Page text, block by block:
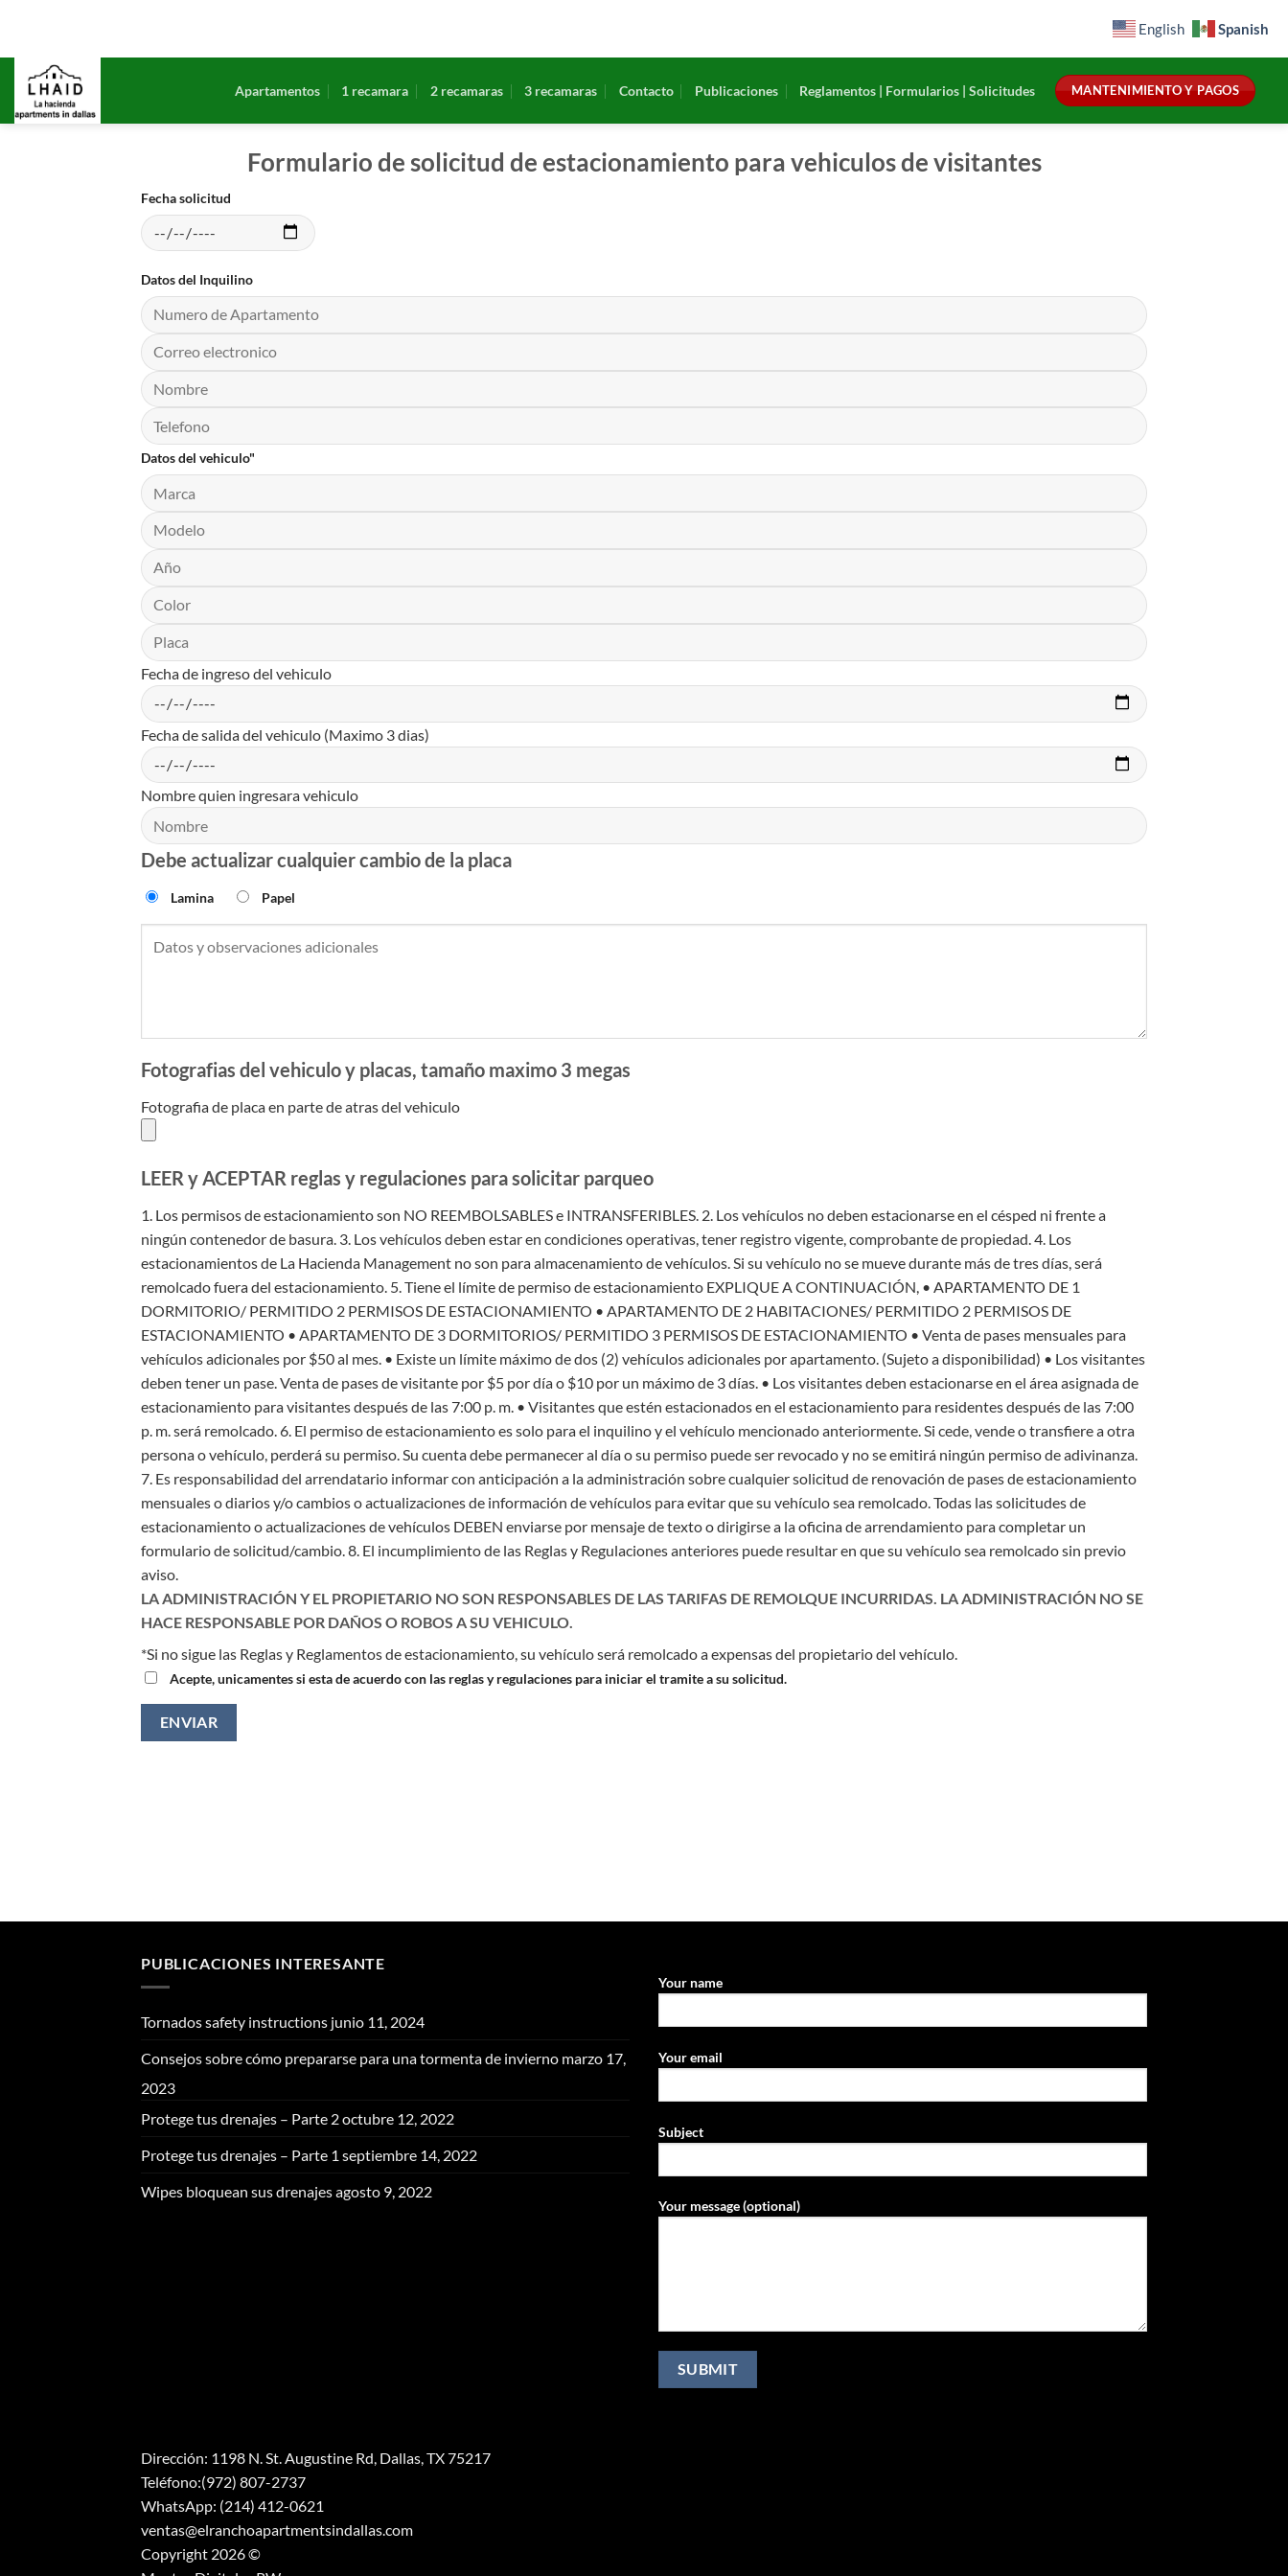
contenido
Apartamentos 1 recamara 2 recamaras 3 recamaras Contacto Publicaciones Reglamentos | Formularios | Solicitudes MANTENIMIENTO Y PAGOS
Formulario de solicitud de estacionamiento para vehiculos de visitantes
Fecha solicitud
Datos del Inquilino
Datos del vehiculo"
Fecha de ingreso del vehiculo
Fecha de salida del vehiculo (Maximo 3 dias)
Nombre quien ingresara vehiculo
Debe actualizar cualquier cambio de la placa
Lamina Papel
Fotografias del vehiculo y placas, tamaño maximo 3 megas
Fotografia de placa en parte de atras del vehiculo
LEER y ACEPTAR reglas y regulaciones para solicitar parqueo
1. Los permisos de estacionamiento son NO REEMBOLSABLES e INTRANSFERIBLES. 2. Los vehículos no deben estacionarse en el césped ni frente a
ningún contenedor de basura. 3. Los vehículos deben estar en condiciones operativas, tener registro vigente, comprobante de propiedad. 4. Los
estacionamientos de La Hacienda Management no son para almacenamiento de vehículos. Si su vehículo no se mueve durante más de tres días, será
remolcado fuera del estacionamiento. 5. Tiene el límite de permiso de estacionamiento EXPLIQUE A CONTINUACIÓN, • APARTAMENTO DE 1
DORMITORIO/ PERMITIDO 2 PERMISOS DE ESTACIONAMIENTO • APARTAMENTO DE 2 HABITACIONES/ PERMITIDO 2 PERMISOS DE
ESTACIONAMIENTO • APARTAMENTO DE 3 DORMITORIOS/ PERMITIDO 3 PERMISOS DE ESTACIONAMIENTO • Venta de pases mensuales para
vehículos adicionales por $50 al mes. • Existe un límite máximo de dos (2) vehículos adicionales por apartamento. (Sujeto a disponibilidad) • Los visitantes
deben tener un pase. Venta de pases de visitante por $5 por día o $10 por un máximo de 3 días. • Los visitantes deben estacionarse en el área asignada de
estacionamiento para visitantes después de las 7:00 p. m. • Visitantes que estén estacionados en el estacionamiento para residentes después de las 7:00
p. m. será remolcado. 6. El permiso de estacionamiento es solo para el inquilino y el vehículo mencionado anteriormente. Si cede, vende o transfiere a otra
persona o vehículo, perderá su permiso. Su cuenta debe permanecer al día o su permiso puede ser revocado y no se emitirá ningún permiso de adivinanza.
7. Es responsabilidad del arrendatario informar con anticipación a la administración sobre cualquier solicitud de renovación de pases de estacionamiento
mensuales o diarios y/o cambios o actualizaciones de información de vehículos para evitar que su vehículo sea remolcado. Todas las solicitudes de
estacionamiento o actualizaciones de vehículos DEBEN enviarse por mensaje de texto o dirigirse a la oficina de arrendamiento para completar un
formulario de solicitud/cambio. 8. El incumplimiento de las Reglas y Regulaciones anteriores puede resultar en que su vehículo sea remolcado sin previo
aviso.
LA ADMINISTRACIÓN Y EL PROPIETARIO NO SON RESPONSABLES DE LAS TARIFAS DE REMOLQUE INCURRIDAS. LA ADMINISTRACIÓN NO SE
HACE RESPONSABLE POR DAÑOS O ROBOS A SU VEHICULO.
*Si no sigue las Reglas y Reglamentos de estacionamiento, su vehículo será remolcado a expensas del propietario del vehículo.
Acepte, unicamentes si esta de acuerdo con las reglas y regulaciones para iniciar el tramite a su solicitud.
PUBLICACIONES INTERESANTE
Tornados safety instructions junio 11, 2024
Consejos sobre cómo prepararse para una tormenta de invierno marzo 17,
2023
Protege tus drenajes – Parte 2octubre 12, 2022
Protege tus drenajes – Parte 1 septiembre 14, 2022
Wipes bloquean sus drenajesagosto 9, 2022
Your name
Your email
Subject
Your message (optional)
Dirección: 1198 N. St. Augustine Rd, Dallas, TX 75217
Teléfono:(972) 807-2737
WhatsApp: (214) 412-0621
ventas@elranchoapartmentsindallas.com
Copyright 2026 ©
English Spanish